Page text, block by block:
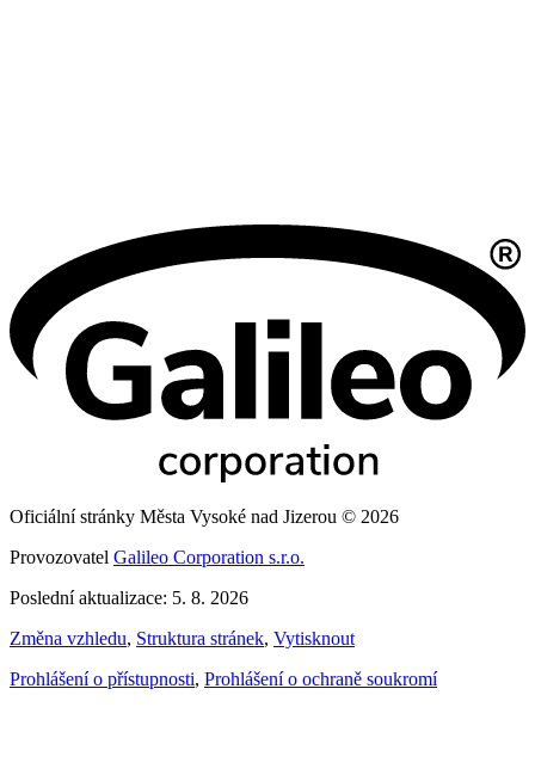
Oficiální stránky Města Vysoké nad Jizerou © 2026
Provozovatel Galileo Corporation s.r.o.
Poslední aktualizace: 5. 8. 2026
Změna vzhledu, Struktura stránek, Vytisknout
Prohlášení o přístupnosti, Prohlášení o ochraně soukromí